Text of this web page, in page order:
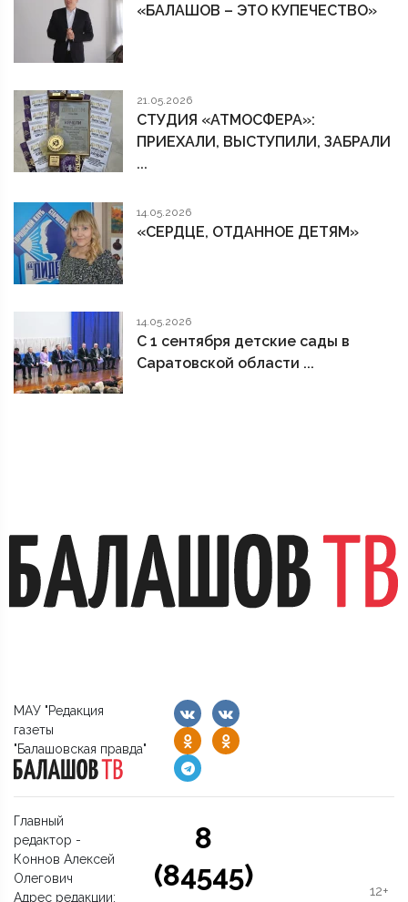
«БАЛАШОВ – ЭТО КУПЕЧЕСТВО»
21.05.2026
СТУДИЯ «АТМОСФЕРА»:
ПРИЕХАЛИ, ВЫСТУПИЛИ, ЗАБРАЛИ
...
14.05.2026
«СЕРДЦЕ, ОТДАННОЕ ДЕТЯМ»
14.05.2026
С 1 сентября детские сады в
Саратовской области ...
МАУ "Редакция
газеты
"Балашовская правда"
Главный
редактор -
Коннов Алексей
Олегович
Адрес редакции:
8
(84545)
12+